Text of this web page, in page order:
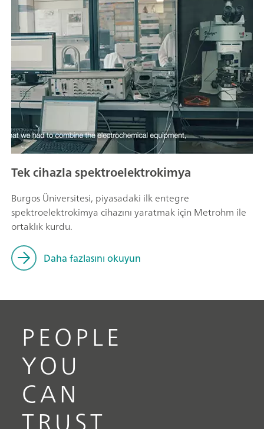
Tek cihazla spektroelektrokimya
Burgos Üniversitesi, piyasadaki ilk entegre
spektroelektrokimya cihazını yaratmak için Metrohm ile
ortaklık kurdu.
Daha fazlasını okuyun
PEOPLE
YOU
CAN